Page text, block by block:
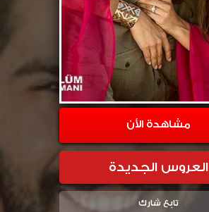
مشاهدة الأن
العروس الجديدة
تابع شارك